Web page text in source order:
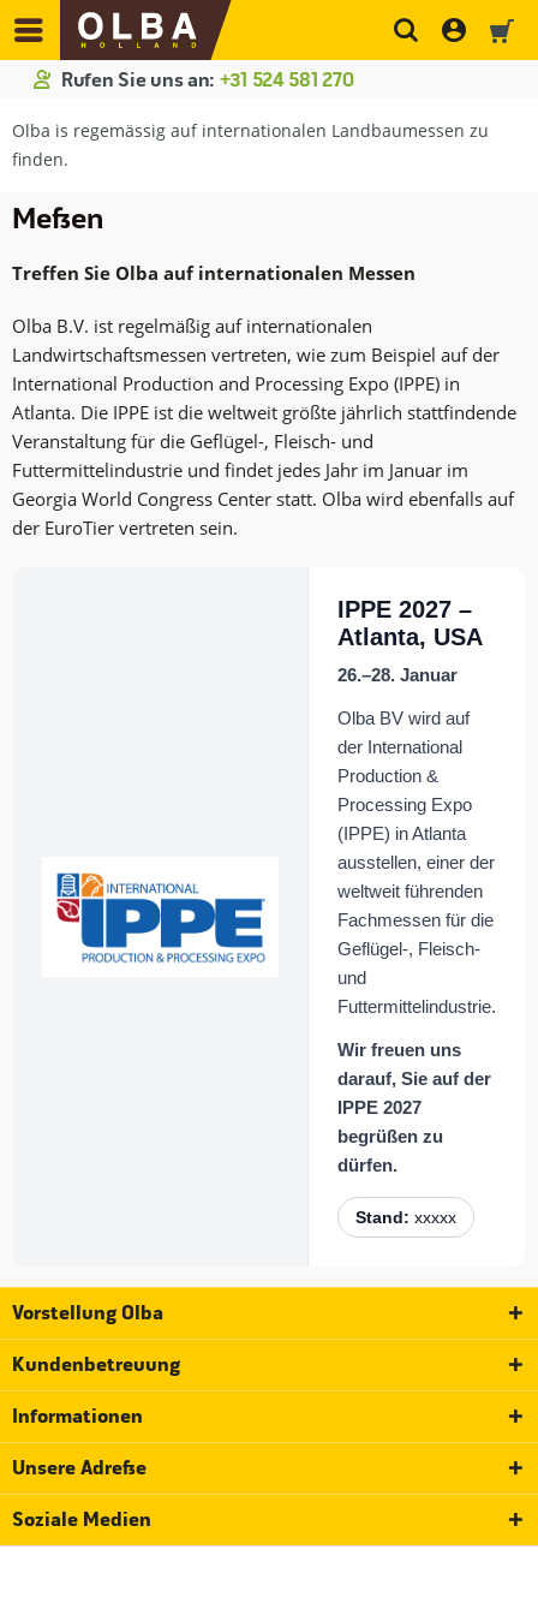
Rufen Sie uns an: +31 524 581 270
Olba is regemässig auf internationalen Landbaumessen zu
finden.
Messen
Treffen Sie Olba auf internationalen Messen
Olba B.V. ist regelmäßig auf internationalen
Landwirtschaftsmessen vertreten, wie zum Beispiel auf der
International Production and Processing Expo (IPPE) in
Atlanta. Die IPPE ist die weltweit größte jährlich stattfindende
Veranstaltung für die Geflügel-, Fleisch- und
Futtermittelindustrie und findet jedes Jahr im Januar im
Georgia World Congress Center statt. Olba wird ebenfalls auf
der EuroTier vertreten sein.
IPPE 2027 –
Atlanta, USA
26.–28. Januar
Olba BV wird auf
der International
Production &
Processing Expo
(IPPE) in Atlanta
ausstellen, einer der
weltweit führenden
Fachmessen für die
Geflügel-, Fleisch-
und
Futtermittelindustrie.
Wir freuen uns
darauf, Sie auf der
IPPE 2027
begrüßen zu
dürfen.
Stand: xxxxx
Vorstellung Olba
Kundenbetreuung
Informationen
Unsere Adresse
Soziale Medien